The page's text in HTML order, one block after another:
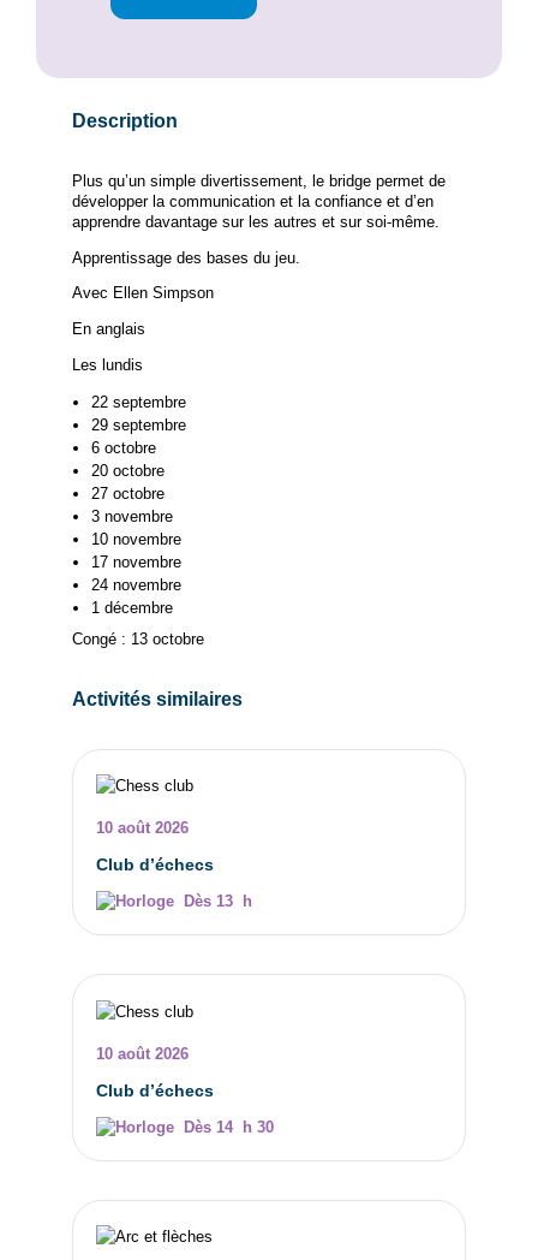
Description
Plus qu’un simple divertissement, le bridge permet de
développer la communication et la confiance et d’en
apprendre davantage sur les autres et sur soi-même.
Apprentissage des bases du jeu.
Avec Ellen Simpson
En anglais
Les lundis
22 septembre
29 septembre
6 octobre
20 octobre
27 octobre
3 novembre
10 novembre
17 novembre
24 novembre
1 décembre
Congé : 13 octobre
Activités similaires
10 août 2026
Club d’échecs
Dès 13 h
10 août 2026
Club d’échecs
Dès 14 h 30